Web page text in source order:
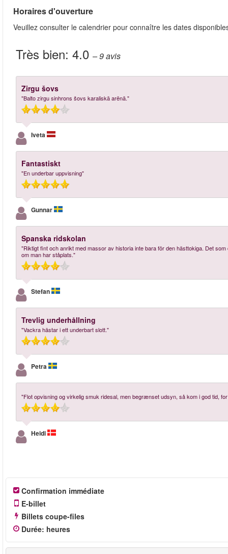
Horaires d'ouverture
Veuillez consulter le calendrier pour connaître les dates
Très bien: 4.0 – 9avis
Zirgu šovs
"Balto zirgu sinhrons šovs karaliskā arēnā."
Iveta
Fantastiskt
"En underbar uppvisning"
Gunnar
Spanska ridskolan
"Riktigt fint och anrikt med massor av historia inte bara för den hästtokiga. Det
om man har ståplats."
Stefan
Trevlig underhållning
"Vackra hästar i ett underbart slott."
Petra
"Flot opvisning og virkelig smuk ridesal, men begrænset udsyn, så kom i god tid,
Heidi
Confirmation immédiate
E-billet
Billets coupe-files
Durée: heures